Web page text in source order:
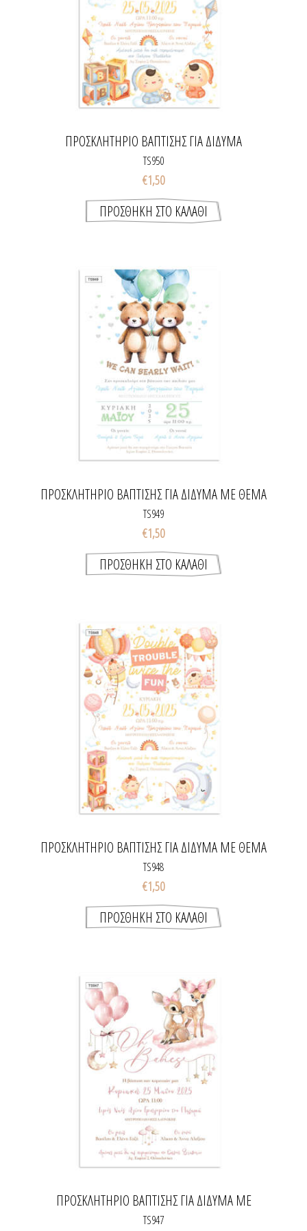
ΠΡΟΣΚΛΗΤΉΡΙΟ ΒΆΠΤΙΣΗΣ ΓΙΑ ΔΊΔΥΜΑ
ΕΚΤΥΠΩΜΈΝΟ ΜΕ ΘΈΜΑ BALLOON BOYS
TS950
€1,50
ΠΡΟΣΚΛΗΤΉΡΙΟ ΒΆΠΤΙΣΗΣ ΓΙΑ ΔΊΔΥΜΑ ΜΕ ΘΈΜΑ
TWIN TEDDY BEARS
TS949
€1,50
ΠΡΟΣΚΛΗΤΉΡΙΟ ΒΆΠΤΙΣΗΣ ΓΙΑ ΔΊΔΥΜΑ ΜΕ ΘΈΜΑ
BALLOON GIRLS
TS948
€1,50
ΠΡΟΣΚΛΗΤΉΡΙΟ ΒΆΠΤΙΣΗΣ ΓΙΑ ΔΊΔΥΜΑ ΜΕ
ΕΛΑΦΆΚΙΑ
TS947